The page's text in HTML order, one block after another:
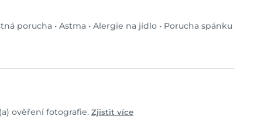
porucha • Astma • Alergie na jídlo • Porucha spánku
ověření fotografie. Zjistit více